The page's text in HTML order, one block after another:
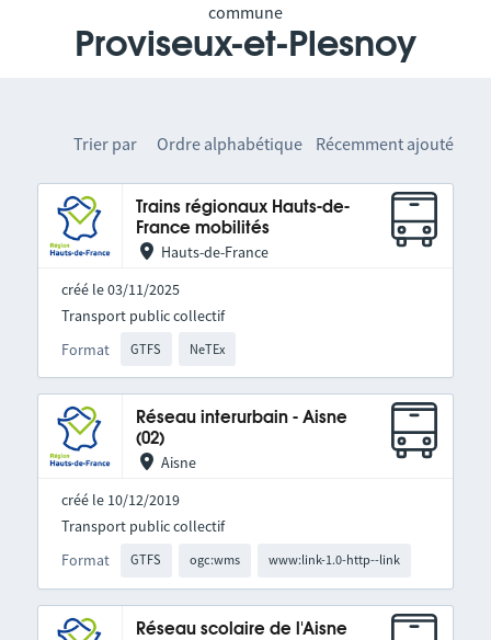
commune
Proviseux-et-Plesnoy
Trier par Ordre alphabétique Récemment ajouté
Trains régionaux Hauts-de-
France mobilités
Hauts-de-France
créé le 03/11/2025
Format GTFS NeTEx
Transport public collectif
Réseau interurbain - Aisne
(02)
Aisne
créé le 10/12/2019
Format GTFS ogc:wms www:link-1.0-http--link
Transport public collectif
Réseau scolaire de l'Aisne